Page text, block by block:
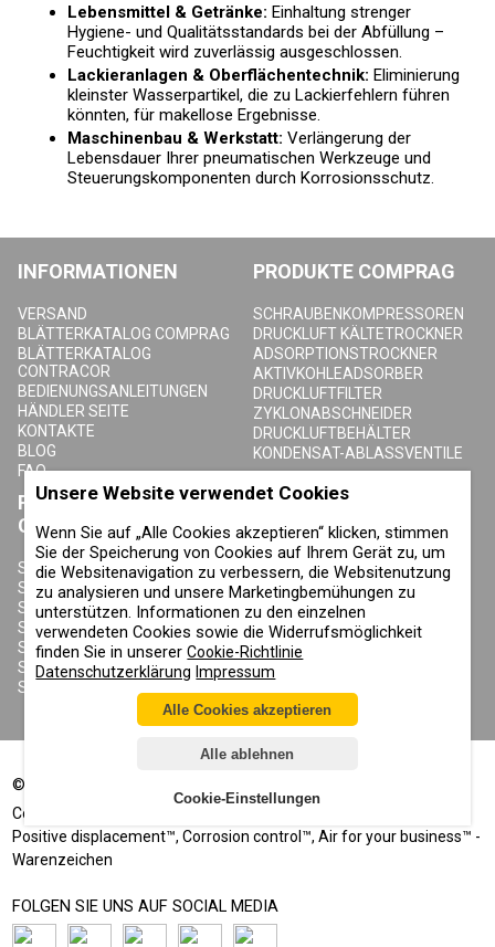
Lebensmittel & Getränke: Einhaltung strenger
Hygiene- und Qualitätsstandards bei der Abfüllung –
Feuchtigkeit wird zuverlässig ausgeschlossen.
Lackieranlagen & Oberflächentechnik: Eliminierung
kleinster Wasserpartikel, die zu Lackierfehlern führen
könnten, für makellose Ergebnisse.
Maschinenbau & Werkstatt: Verlängerung der
Lebensdauer Ihrer pneumatischen Werkzeuge und
Steuerungskomponenten durch Korrosionsschutz.
INFORMATIONEN
VERSAND
BLÄTTERKATALOG COMPRAG
BLÄTTERKATALOG
CONTRACOR
BEDIENUNGSANLEITUNGEN
HÄNDLER SEITE
KONTAKTE
BLOG
FAQ
PRODUKTE COMPRAG
SCHRAUBENKOMPRESSOREN
DRUCKLUFT KÄLTETROCKNER
ADSORPTIONSTROCKNER
AKTIVKOHLEADSORBER
DRUCKLUFTFILTER
ZYKLONABSCHNEIDER
DRUCKLUFTBEHÄLTER
KONDENSAT-ABLASSVENTILE
PRODUKTE
CONTRACOR
SANDSTRAHLGERÄTE
SANDSTRAHLHELME
SANDSTRAHLANZÜGE
SANDSTRAHLDÜSEN
SANDSTRAHLSCHLAUCH
SANDSTRAHLKUPPLUNGEN
SANDSTRAHLKABINEN
ÜBER COMPRAG
ÜBER UNS
URHEBERRECHT, MARKEN UND
SONSTIGE RECHTE
DATENSCHUTZERKLÄRUNG
COOKIE-RICHTLINIE
IMPRESSUM
©
Comprag
Positive displacement™, Corrosion control™, Air for your business™ -
Warenzeichen
FOLGEN SIE UNS AUF SOCIAL MEDIA
Unsere Website verwendet Cookies
Wenn Sie auf „Alle Cookies akzeptieren“ klicken, stimmen
Sie der Speicherung von Cookies auf Ihrem Gerät zu, um
die Websitenavigation zu verbessern, die Websitenutzung
zu analysieren und unsere Marketingbemühungen zu
unterstützen. Informationen zu den einzelnen
verwendeten Cookies sowie die Widerrufsmöglichkeit
finden Sie in unsererCookie-Richtlinie
Datenschutzerklärung Impressum
Alle Cookies akzeptieren
Alle ablehnen
Cookie-Einstellungen